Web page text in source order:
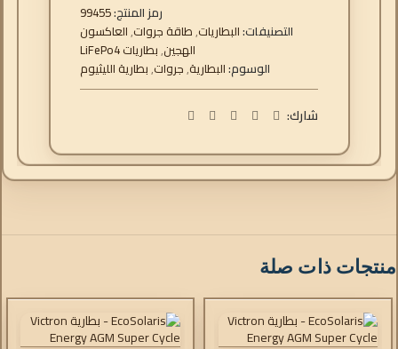
رمز المنتج:99455
التصنيفات:البطاريات,طاقة جروات,العاكسون
الهجين,بطاريات LiFePo4
الوسوم:البطارية,جروات,بطارية الليثيوم
شارك:
منتجات ذات صلة